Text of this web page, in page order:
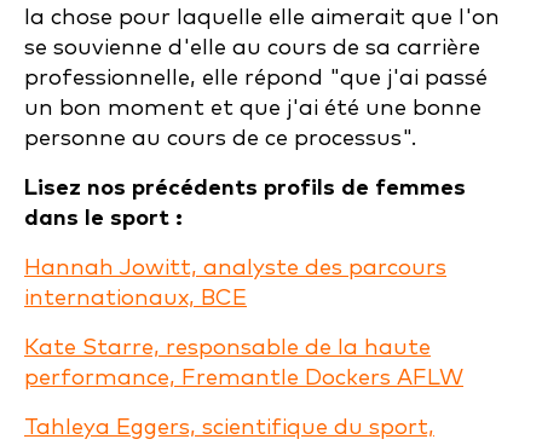
la chose pour laquelle elle aimerait que l'on
se souvienne d'elle au cours de sa carrière
professionnelle, elle répond "que j'ai passé
un bon moment et que j'ai été une bonne
personne au cours de ce processus".
Lisez nos précédents profils de femmes
dans le sport :
Hannah Jowitt, analyste des parcours
internationaux, BCE
Kate Starre, responsable de la haute
performance, Fremantle Dockers AFLW
Tahleya Eggers, scientifique du sport,